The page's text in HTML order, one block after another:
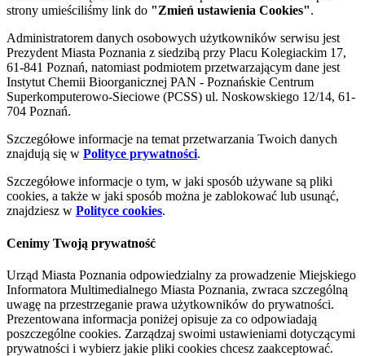
strony umieściliśmy link do "Zmień ustawienia Cookies".
Administratorem danych osobowych użytkowników serwisu jest
Prezydent Miasta Poznania z siedzibą przy Placu Kolegiackim 17,
61-841 Poznań, natomiast podmiotem przetwarzającym dane jest
Instytut Chemii Bioorganicznej PAN - Poznańskie Centrum
Superkomputerowo-Sieciowe (PCSS) ul. Noskowskiego 12/14, 61-
704 Poznań.
Szczegółowe informacje na temat przetwarzania Twoich danych
znajdują się w Polityce prywatności.
Szczegółowe informacje o tym, w jaki sposób używane są pliki
cookies, a także w jaki sposób można je zablokować lub usunąć,
znajdziesz w Polityce cookies.
Cenimy Twoją prywatność
Urząd Miasta Poznania odpowiedzialny za prowadzenie Miejskiego
Informatora Multimedialnego Miasta Poznania, zwraca szczególną
uwagę na przestrzeganie prawa użytkowników do prywatności.
Prezentowana informacja poniżej opisuje za co odpowiadają
poszczególne cookies. Zarządzaj swoimi ustawieniami dotyczącymi
prywatności i wybierz jakie pliki cookies chcesz zaakceptować.